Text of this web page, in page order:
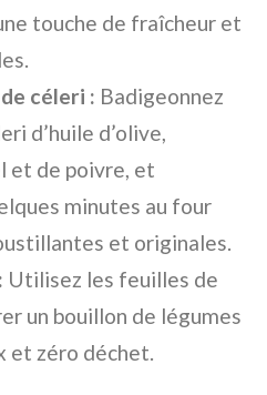
touche de fraîcheur et
céleri : Badigeonnez
d’huile d’olive,
et de poivre, et
minutes au four
et originales.
Utilisez les feuilles de
un bouillon de légumes
et zéro déchet.